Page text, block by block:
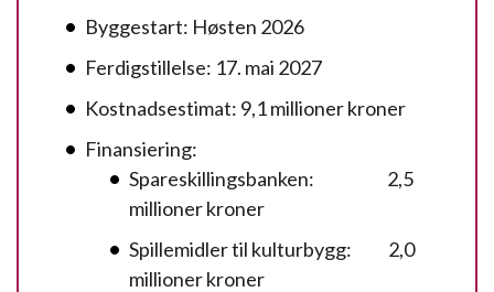
Byggestart: Høsten 2026
Ferdigstillelse: 17. mai 2027
Kostnadsestimat: 9,1 millioner kroner
Finansiering:
Spareskillingsbanken: 2,5
millioner kroner
Spillemidler til kulturbygg: 2,0
millioner kroner